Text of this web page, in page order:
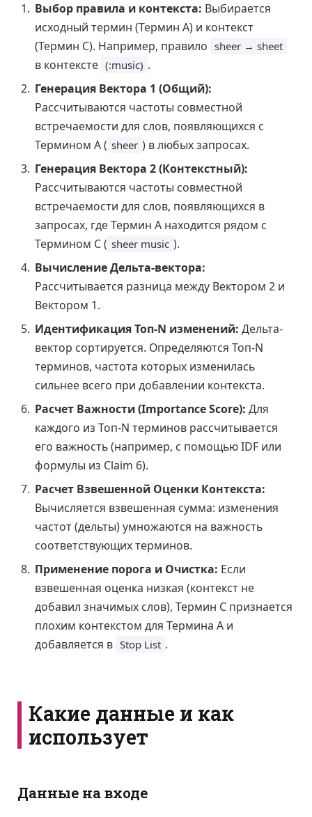
Выбор правила и контекста: Выбирается
исходный термин (Термин А) и контекст
(Термин С). Например, правило sheer → sheet
в контексте (:music) .
Генерация Вектора 1 (Общий):
Рассчитываются частоты совместной
встречаемости для слов, появляющихся с
Термином А ( sheer ) в любых запросах.
Генерация Вектора 2 (Контекстный):
Рассчитываются частоты совместной
встречаемости для слов, появляющихся в
запросах, где Термин А находится рядом с
Термином С ( sheer music ).
Вычисление Дельта-вектора:
Рассчитывается разница между Вектором 2 и
Вектором 1.
Идентификация Топ-N изменений: Дельта-
вектор сортируется. Определяются Топ-N
терминов, частота которых изменилась
сильнее всего при добавлении контекста.
Расчет Важности (Importance Score): Для
каждого из Топ-N терминов рассчитывается
его важность (например, с помощью IDF или
формулы из Claim 6).
Расчет Взвешенной Оценки Контекста:
Вычисляется взвешенная сумма: изменения
частот (дельты) умножаются на важность
соответствующих терминов.
Применение порога и Очистка: Если
взвешенная оценка низкая (контекст не
добавил значимых слов), Термин С признается
плохим контекстом для Термина А и
добавляется в Stop List .
Какие данные и как
использует
Данные на входе